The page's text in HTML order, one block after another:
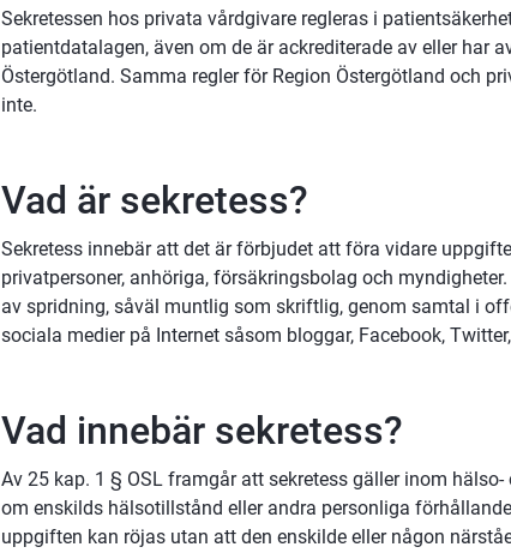
Sekretessen hos privata vårdgivare regleras i
patientdatalagen, även om de är ackrediterade av eller har
Östergötland. Samma regler för Region Östergötland och
inte.
Vad är sekretess?
Sekretess innebär att det är förbjudet att föra vidare
privatpersoner, anhöriga, försäkringsbolag och
av spridning, såväl muntlig som skriftlig, genom samtal i
sociala medier på Internet såsom bloggar, Facebook,
Vad innebär sekretess?
Av 25 kap. 1 § OSL framgår att sekretess gäller inom
om enskilds hälsotillstånd eller andra personliga
uppgiften kan röjas utan att den enskilde eller någon